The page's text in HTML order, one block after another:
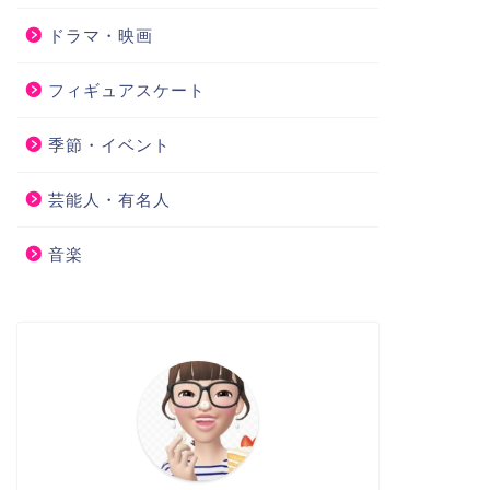
ドラマ・映画
フィギュアスケート
季節・イベント
芸能人・有名人
音楽